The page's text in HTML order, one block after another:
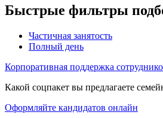
Быстрые фильтры
Частичная занятость
Полный день
Корпоративная поддержка
Какой соцпакет вы предлагаете
Оформляйте кандидатов онлайн